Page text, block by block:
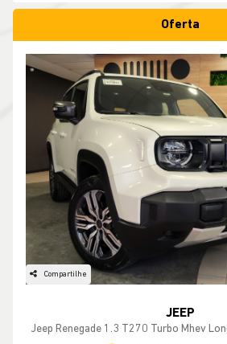
Oferta
Compartilhe
JEEP
Jeep Renegade 1.3 T270 Turbo Mhev